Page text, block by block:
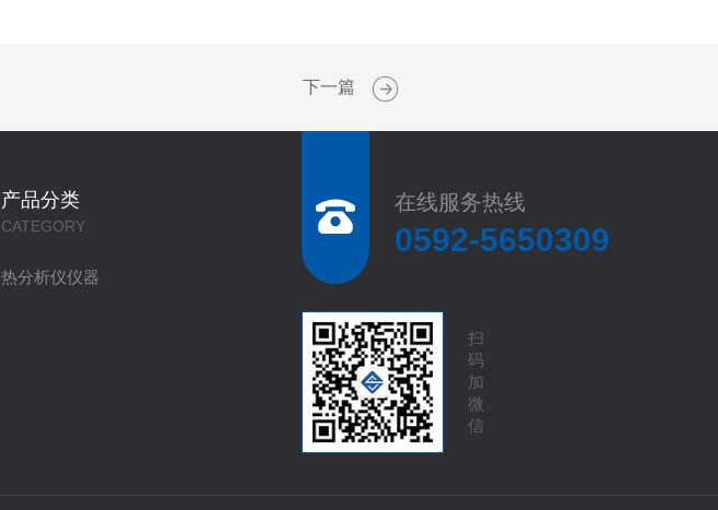
下一篇
产品分类
CATEGORY
热分析仪仪器
在线服务热线
0592-5650309
扫
码
加
微
信